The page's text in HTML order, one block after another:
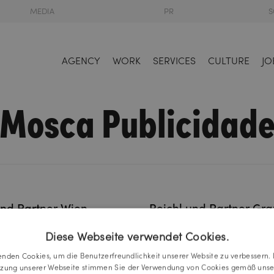
MEDIA PR
AGENCY WORK SERVICES CULTURE
Mosca Publicidade
Partner Wien
Kai 47
535 4838
Reichl und Partner
Burggasse 4
Tel.:+43 316 303 330
Diese Webseite verwendet Cookies.
Cookies, um die Benutzerfreundlichkeit unserer Website zu verbessern.
unserer Webseite stimmen Sie der Verwendung von Cookies gemäß